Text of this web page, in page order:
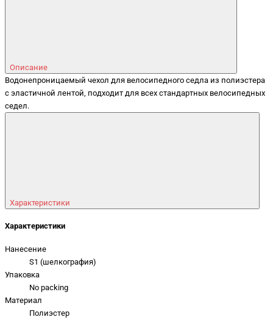
Описание
Водонепроницаемый чехол для велосипедного седла из полиэстера
с эластичной лентой, подходит для всех стандартных велосипедных
седел.
Характеристики
Характеристики
Нанесение
S1 (шелкография)
Упаковка
No packing
Материал
Полиэстер